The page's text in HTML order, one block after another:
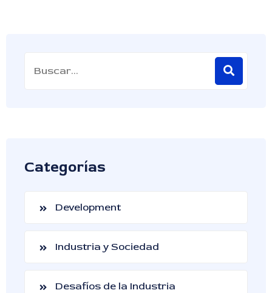
Categorías
Development
Industria y Sociedad
Desafíos de la Industria